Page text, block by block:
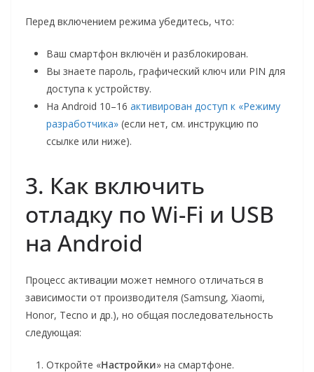
Перед включением режима убедитесь, что:
Ваш смартфон включён и разблокирован.
Вы знаете пароль, графический ключ или PIN для
доступа к устройству.
На Android 10–16 активирован доступ к «Режиму
разработчика» (если нет, см. инструкцию по
ссылке или ниже).
3. Как включить
отладку по Wi-Fi и USB
на Android
Процесс активации может немного отличаться в
зависимости от производителя (Samsung, Xiaomi,
Honor, Tecno и др.), но общая последовательность
следующая:
Откройте «Настройки» на смартфоне.